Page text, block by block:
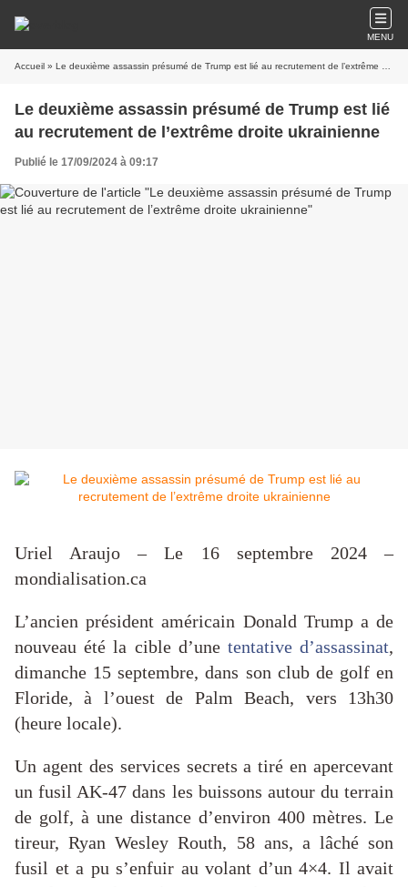
MENU
Accueil » Le deuxième assassin présumé de Trump est lié au recrutement de l’extrême droite ukrainienne
Le deuxième assassin présumé de Trump est lié
au recrutement de l’extrême droite ukrainienne
Publié le 17/09/2024 à 09:17
Uriel Araujo – Le 16 septembre 2024 –
mondialisation.ca
L’ancien président américain Donald Trump a de
nouveau été la cible d’une tentative d’assassinat,
dimanche 15 septembre, dans son club de golf en
Floride, à l’ouest de Palm Beach, vers 13h30
(heure locale).
Un agent des services secrets a tiré en apercevant
un fusil AK-47 dans les buissons autour du terrain
de golf, à une distance d’environ 400 mètres. Le
tireur, Ryan Wesley Routh, 58 ans, a lâché son
fusil et a pu s’enfuir au volant d’un 4×4. Il avait